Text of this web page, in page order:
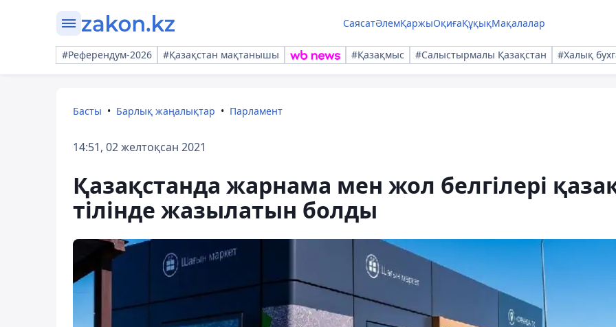
СаясатӘлемҚаржыОқиғаҚұқықМақалалар
#Референдум-2026 #Қазақстан мақтанышы #Қазақмыс #Салыстырмалы Қазақстан #Халық
Басты Барлық жаңалықтар Парламент
14:51, 02 желтоқсан 2021
Қазақстанда жарнама мен жол белгілері
тілінде жазылатын болды